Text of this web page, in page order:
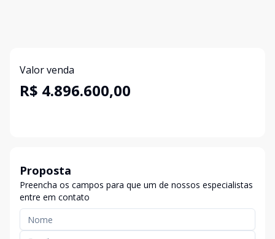
Valor venda
R$ 4.896.600,00
Proposta
Preencha os campos para que um de nossos especialistas
entre em contato